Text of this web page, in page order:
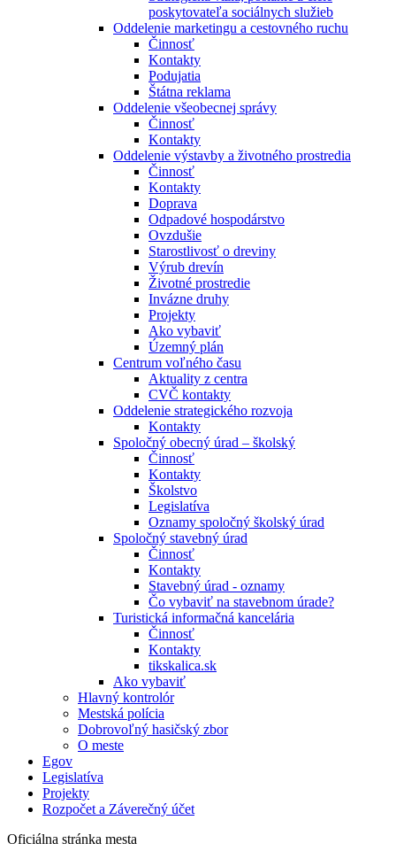
poskytovateľa sociálnych služieb
Oddelenie marketingu a cestovného ruchu
Činnosť
Kontakty
Podujatia
Štátna reklama
Oddelenie všeobecnej správy
Činnosť
Kontakty
Oddelenie výstavby a životného prostredia
Činnosť
Kontakty
Doprava
Odpadové hospodárstvo
Ovzdušie
Starostlivosť o dreviny
Výrub drevín
Životné prostredie
Invázne druhy
Projekty
Ako vybaviť
Územný plán
Centrum voľného času
Aktuality z centra
CVČ kontakty
Oddelenie strategického rozvoja
Kontakty
Spoločný obecný úrad – školský
Činnosť
Kontakty
Školstvo
Legislatíva
Oznamy spoločný školský úrad
Spoločný stavebný úrad
Činnosť
Kontakty
Stavebný úrad - oznamy
Čo vybaviť na stavebnom úrade?
Turistická informačná kancelária
Činnosť
Kontakty
tikskalica.sk
Ako vybaviť
Hlavný kontrolór
Mestská polícia
Dobrovoľný hasičský zbor
O meste
Egov
Legislatíva
Projekty
Rozpočet a Záverečný účet
Oficiálna stránka mesta